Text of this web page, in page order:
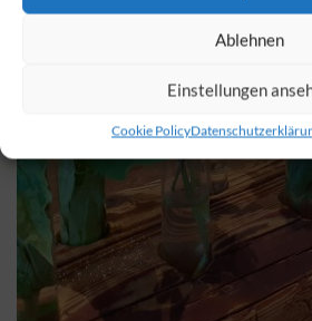
Ablehnen
Einstellungen
Cookie Policy